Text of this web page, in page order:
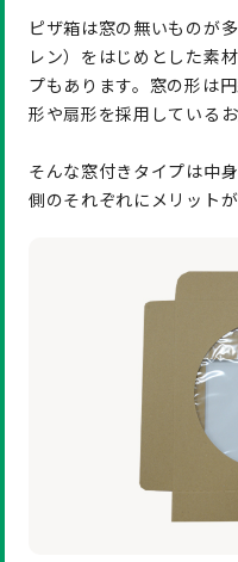
ピザ箱は窓の無いものが
レン）をはじめとした素
プもあります。窓の形は
形や扇形を採用しているお
そんな窓付きタイプは中
側のそれぞれにメリットが